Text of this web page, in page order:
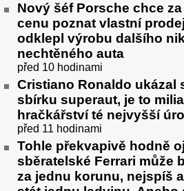
Nový šéf Porsche chce
cenu poznat vlastní
odklepl výrobu dalšího
nechtěného auta
před 10 hodinami
Cristiano Ronaldo ukázal
sbírku superaut, je to
hračkářství té nejvyšší
před 11 hodinami
Tohle překvapivě hodně
sběratelské Ferrari může
za jednu korunu, nejspíš